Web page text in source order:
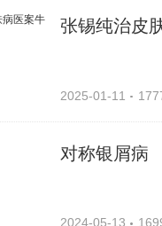
张锡纯治皮
2025-01-11
对称银屑病
2024-05-13